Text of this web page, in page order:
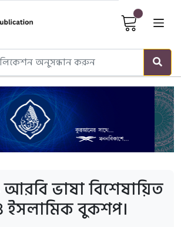
Cart
ভাষা বিশেষায়িত
ইসলামিক বুকশপ।